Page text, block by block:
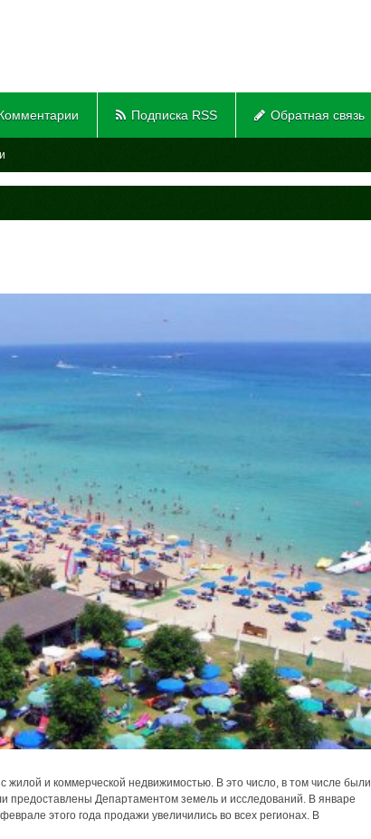
Подписка RSS Обратная связь
жилой и коммерческой недвижимостью. В это число, в том числе были
предоставлены Департаментом земель и исследований. В январе
этого года продажи увеличились во всех регионах. В